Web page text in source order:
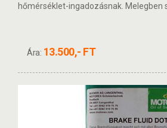
hőmérséklet-ingadozásnak. Melegben
Ára: 13.500,- FT